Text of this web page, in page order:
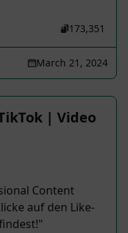
173,351
March 21, 2024
| Video
Content
auf den Like-